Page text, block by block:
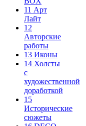
11 Арт
Лайт
12
Авторские
работы
13 Иконы
14 Холсты
с
художественной
доработкой
15
Исторические
сюжеты